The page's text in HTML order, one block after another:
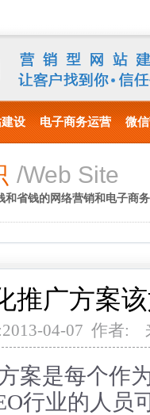
设 电子商务运营 微
/Web Site
和省钱的网络营销和电子商务
推广方案
04-07 作者
案是每个作
行业的人员